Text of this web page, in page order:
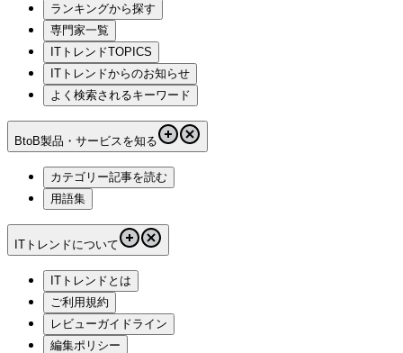
ランキングから探す
専門家一覧
ITトレンドTOPICS
ITトレンドからのお知らせ
よく検索されるキーワード
BtoB製品・サービスを知る
カテゴリー記事を読む
用語集
ITトレンドについて
ITトレンドとは
ご利用規約
レビューガイドライン
編集ポリシー